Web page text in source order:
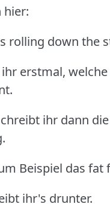
hier:
rolling down the
ihr erstmal,
ihr dann
Beispiel das fat
ihr's drunter.